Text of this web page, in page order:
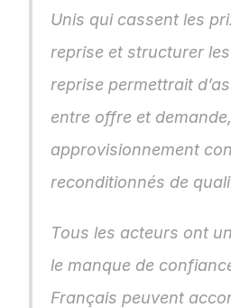
Unis qui cassent les
reprise et structurer
reprise permettrait
entre offre et
approvisionnement
reconditionnés de
Tous les acteurs ont
le manque de
Français peuvent